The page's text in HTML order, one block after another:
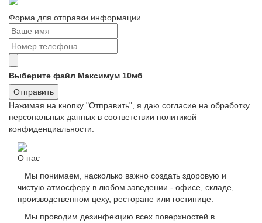
Форма для отправки информации
Выберите файл Максимум 10мб
Отправить
Нажимая на кнопку "Отправить", я даю согласие на обработку
персональных данных в соответствии политикой
конфиденциальности.
О нас
Мы понимаем, насколько важно создать здоровую и
чистую атмосферу в любом заведении - офисе, складе,
производственном цеху, ресторане или гостинице.
Мы проводим дезинфекцию всех поверхностей в